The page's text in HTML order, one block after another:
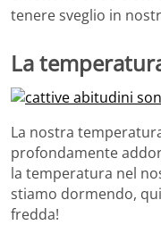
tenere sveglio in
La
La nostra
profondamente
la temperatura nel
stiamo dormendo,
fredda!